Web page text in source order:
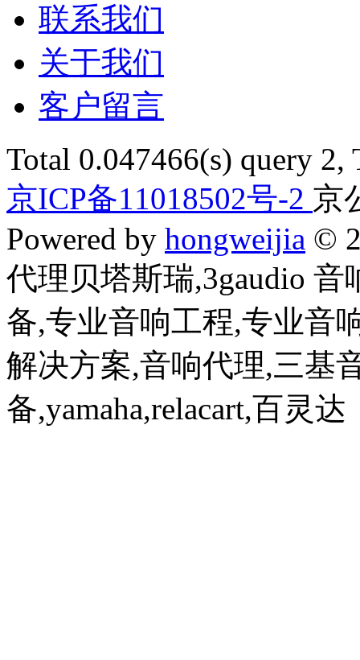
联系我们
关于我们
客户留言
Total 0.047466(s) query
京ICP备11018502号-2 京
Powered by hongweijia ©
代理贝塔斯瑞,3gaudio
备,专业音响工程,专业音
解决方案,音响代理,三基
备,yamaha,relacart,百灵达